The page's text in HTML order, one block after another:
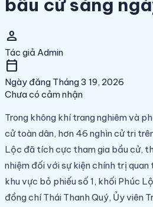
bầu cử sáng
person
Tác giả Admin
calendar_today
Ngày đăng Tháng 3 19, 2026
Chưa có cảm nhận
Trong không khí trang nghiêm và
cử toàn dân, hơn 46 nghìn cử tri
Lộc đã tích cực tham gia bầu cử,
nhiệm đối với sự kiện chính trị
khu vực bỏ phiếu số 1, khối Phúc
đồng chí Thái Thanh Quý, Ủy viên